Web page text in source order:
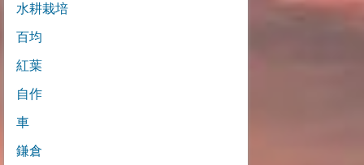
水耕栽培
百均
紅葉
自作
車
鎌倉